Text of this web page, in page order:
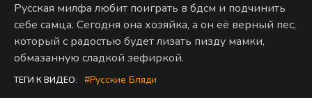
Русская милфа любит поиграть в бдсм и подчинить
себе самца. Сегодня она хозяйка, а он её верный пес,
который с радостью будет лизать пизду мамки,
обмазанную сладкой зефиркой.
ТЕГИ К ВИДЕО: Русские Бляди